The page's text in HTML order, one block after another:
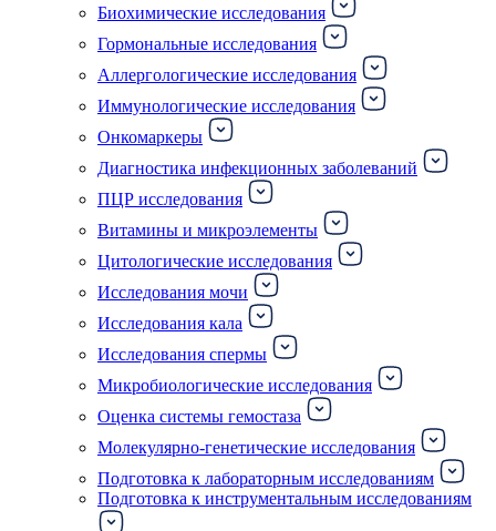
Биохимические исследования
Гормональные исследования
Аллергологические исследования
Иммунологические исследования
Онкомаркеры
Диагностика инфекционных заболеваний
ПЦР исследования
Витамины и микроэлементы
Цитологические исследования
Исследования мочи
Исследования кала
Исследования спермы
Микробиологические исследования
Оценка системы гемостаза
Молекулярно-генетические исследования
Подготовка к лабораторным исследованиям
Подготовка к инструментальным исследованиям